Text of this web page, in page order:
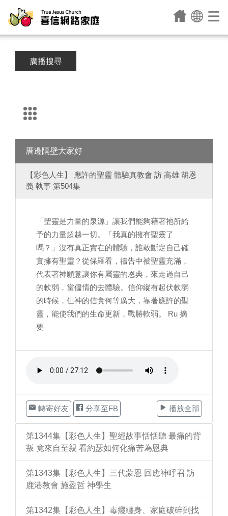
廣播搜尋
厝邊隔壁大家好
【彩色人生】 應許的聖靈 體驗真教會 訪 高雄 胡恩
義 執事 第504集
「聖靈是力量的泉源」讓我們能夠藉著祂所給
予的力量超越一切。「我真的擁有聖靈了
嗎？」沒有真正實在的體驗，誰敢斷定自己確
實擁有聖靈？從保羅看，禱告中被聖靈充滿，
代表著神願意讓你有屬靈的恩典，來走過自己
的軟弱，當儘情的去體驗。信仰縱有起伏軟弱
的時候，但神的信實何等廣大，靠著應許的聖
靈，能使我們的生命更新，戰勝軟弱。 Ru 摘
要
轉寄好友 分享至FB 播放全部
第1344集【彩色人生】聖經故事恬恬聽 最痛的背
叛 竟來自至親 看約瑟如何化痛苦為恩典
第1343集【彩色人生】三代蒙恩 回應神呼召 訪
鹿港教會 施盈哲 神學生
第1342集【彩色人生】毒癮纏身、家庭破碎到找